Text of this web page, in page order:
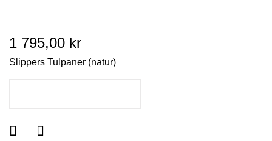
1 795,00 kr
Slippers Tulpaner (natur)